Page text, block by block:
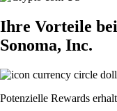
Ihre Vorteile
Sonoma, Inc.
Potenzielle Rewards